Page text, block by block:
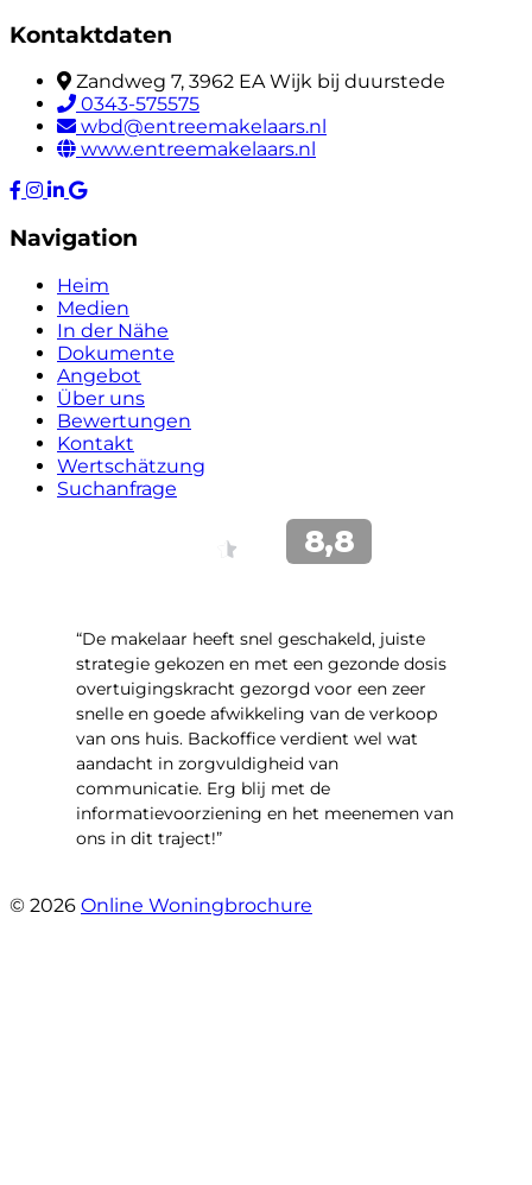
Kontaktdaten
Zandweg 7, 3962 EA Wijk bij duurstede
0343-575575
wbd@entreemakelaars.nl
www.entreemakelaars.nl
Navigation
Heim
Medien
In der Nähe
Dokumente
Angebot
Über uns
Bewertungen
Kontakt
Wertschätzung
Suchanfrage
“De makelaar heeft snel geschakeld, juiste
strategie gekozen en met een gezonde dosis
overtuigingskracht gezorgd voor een zeer
snelle en goede afwikkeling van de verkoop
van ons huis. Backoffice verdient wel wat
aandacht in zorgvuldigheid van
communicatie. Erg blij met de
informatievoorziening en het meenemen van
ons in dit traject!”
© 2026 Online Woningbrochure